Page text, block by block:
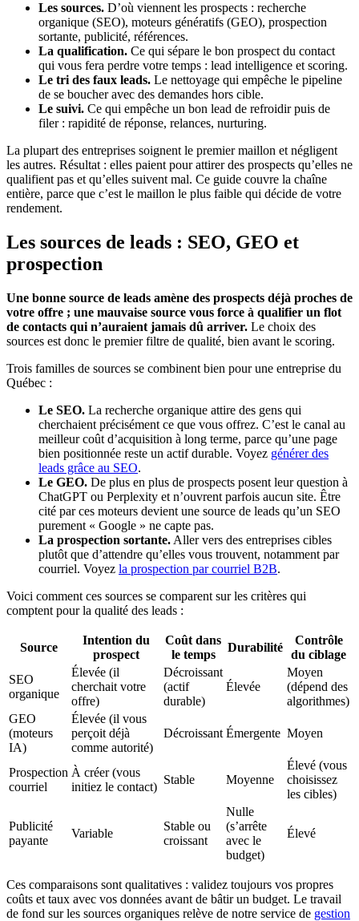
Les sources. D’où viennent les prospects : recherche
organique (SEO), moteurs génératifs (GEO), prospection
sortante, publicité, références.
La qualification. Ce qui sépare le bon prospect du contact
qui vous fera perdre votre temps : lead intelligence et scoring.
Le tri des faux leads. Le nettoyage qui empêche le pipeline
de se boucher avec des demandes hors cible.
Le suivi. Ce qui empêche un bon lead de refroidir puis de
filer : rapidité de réponse, relances, nurturing.
La plupart des entreprises soignent le premier maillon et négligent
les autres. Résultat : elles paient pour attirer des prospects qu’elles ne
qualifient pas et qu’elles suivent mal. Ce guide couvre la chaîne
entière, parce que c’est le maillon le plus faible qui décide de votre
rendement.
Les sources de leads : SEO, GEO et
prospection
Une bonne source de leads amène des prospects déjà proches de
votre offre ; une mauvaise source vous force à qualifier un flot
de contacts qui n’auraient jamais dû arriver. Le choix des
sources est donc le premier filtre de qualité, bien avant le scoring.
Trois familles de sources se combinent bien pour une entreprise du
Québec :
Le SEO. La recherche organique attire des gens qui
cherchaient précisément ce que vous offrez. C’est le canal au
meilleur coût d’acquisition à long terme, parce qu’une page
bien positionnée reste un actif durable. Voyez générer des
leads grâce au SEO.
Le GEO. De plus en plus de prospects posent leur question à
ChatGPT ou Perplexity et n’ouvrent parfois aucun site. Être
cité par ces moteurs devient une source de leads qu’un SEO
purement « Google » ne capte pas.
La prospection sortante. Aller vers des entreprises cibles
plutôt que d’attendre qu’elles vous trouvent, notamment par
courriel. Voyez la prospection par courriel B2B.
Voici comment ces sources se comparent sur les critères qui
comptent pour la qualité des leads :
Source
Intention du
prospect
Coût dans
le temps
Durabilité
Contrôle
du ciblage
SEO
organique
Élevée (il
cherchait votre
offre)
Décroissant
(actif
durable)
Élevée
Moyen
(dépend des
algorithmes)
GEO
(moteurs
IA)
Élevée (il vous
perçoit déjà
comme autorité)
Décroissant Émergente Moyen
Prospection
courriel
À créer (vous
initiez le contact)
Stable Moyenne
Élevé (vous
choisissez
les cibles)
Publicité
payante
Variable
Stable ou
croissant
Nulle
(s’arrête
avec le
budget)
Élevé
Ces comparaisons sont qualitatives : validez toujours vos propres
coûts et taux avec vos données avant de bâtir un budget. Le travail
de fond sur les sources organiques relève de notre service de gestion